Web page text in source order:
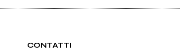
CONTATTI